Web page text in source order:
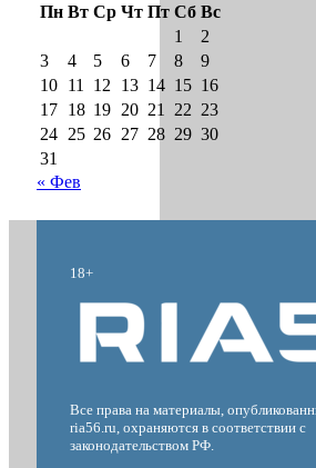
Пн Вт Ср Чт Пт Сб Вс
1
2
3
4 5 6 7 8
9
10 11 12 13 14 15 16
17 18 19 20 21 22 23
24 25 26 27 28 29 30
31
« Фев
18+
Все права на материалы,
ria56.ru, охраняются в соответствии с
законодательством РФ.